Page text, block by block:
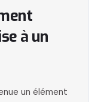
à un
un élément